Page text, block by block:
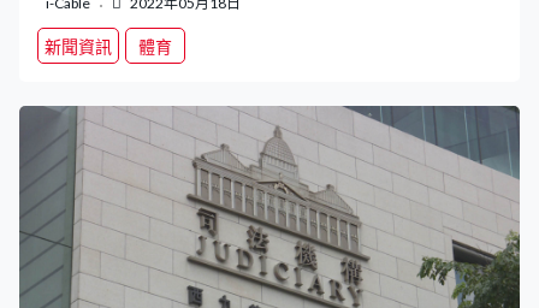
新聞資訊 體育